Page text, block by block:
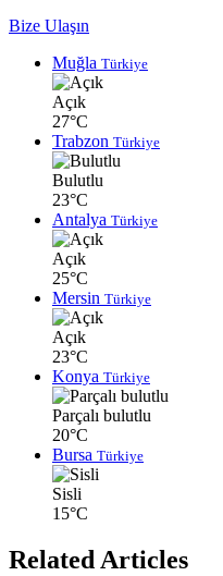
Bize Ulaşın
Muğla Türkiye
Açık
27°C
Trabzon Türkiye
Bulutlu
23°C
Antalya Türkiye
Açık
25°C
Mersin Türkiye
Açık
23°C
Konya Türkiye
Parçalı bulutlu
20°C
Bursa Türkiye
Sisli
15°C
Related Articles